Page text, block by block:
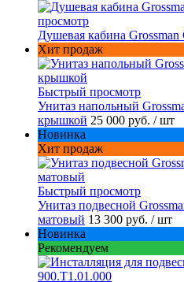
просмотр
Душевая кабина Grossman
Хит продаж
Быстрый просмотр
Унитаз напольный
крышкой 25 000 руб. / шт
Новинка
Хит продаж
Быстрый просмотр
Унитаз подвесной
матовый 13 300 руб. / шт
Новинка
Рекомендуем